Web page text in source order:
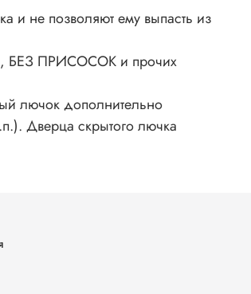
и не позволяют ему выпасть из
БЕЗ ПРИСОСОК и прочих
лючок дополнительно
Дверца скрытого лючка